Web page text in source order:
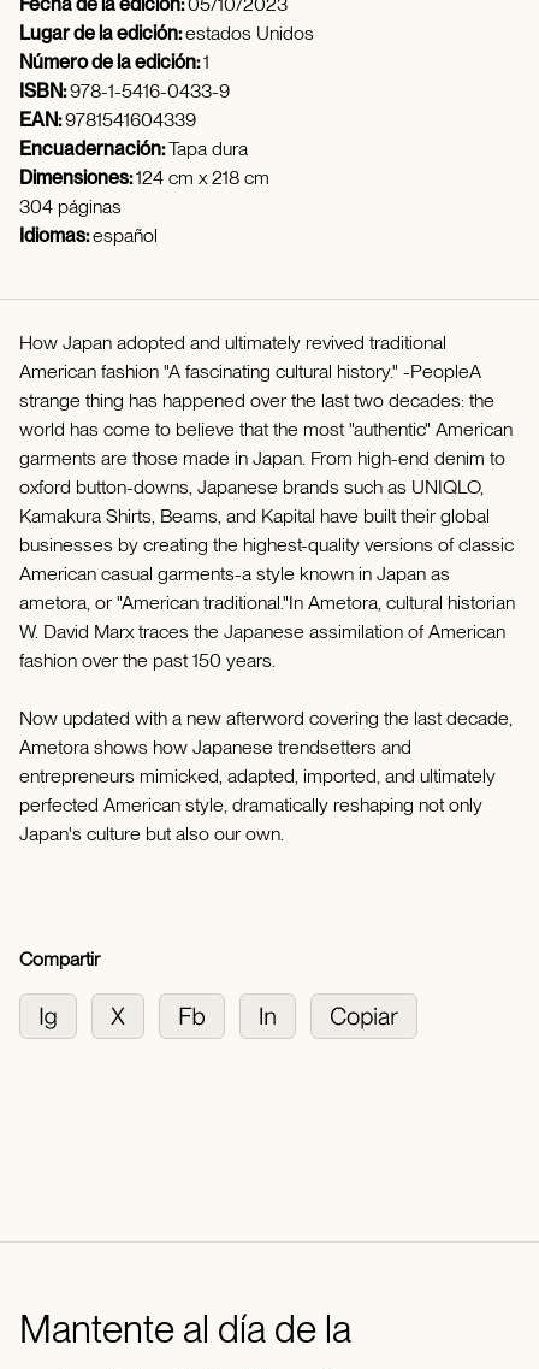
Lugar de la edición:estados Unidos
Número de la edición:1
ISBN:978-1-5416-0433-9
EAN:9781541604339
Encuadernación:Tapa dura
Dimensiones:124 cm x 218 cm
304 páginas
Idiomas:español
How Japan adopted and ultimately revived traditional
American fashion "A fascinating cultural history." -PeopleA
strange thing has happened over the last two decades: the
world has come to believe that the most "authentic" American
garments are those made in Japan. From high-end denim to
oxford button-downs, Japanese brands such as UNIQLO,
Kamakura Shirts, Beams, and Kapital have built their global
businesses by creating the highest-quality versions of classic
American casual garments-a style known in Japan as
ametora, or "American traditional."In Ametora, cultural historian
W. David Marx traces the Japanese assimilation of American
fashion over the past 150 years.
Now updated with a new afterword covering the last decade,
Ametora shows how Japanese trendsetters and
entrepreneurs mimicked, adapted, imported, and ultimately
perfected American style, dramatically reshaping not only
Japan's culture but also our own.
Compartir
Mantente al día de la